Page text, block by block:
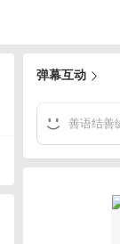
弹幕互动